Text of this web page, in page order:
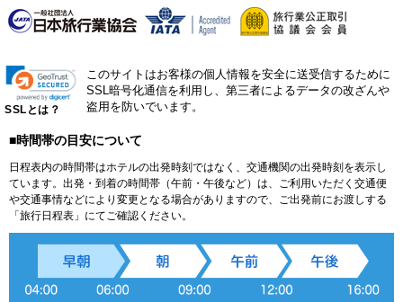
SSLとは？
このサイトはお客様の個人情報を安全に送受信するために
SSL暗号化通信を利用し、第三者によるデータの改ざんや
盗用を防いでいます。
■時間帯の目安について
日程表内の時間帯はホテルの出発時刻ではなく、交通機関の出発時刻を表示し
ています。出発・到着の時間帯（午前・午後など）は、ご利用いただく交通便
や交通事情などにより変更となる場合がありますので、ご出発前にお渡しする
「旅行日程表」にてご確認ください。